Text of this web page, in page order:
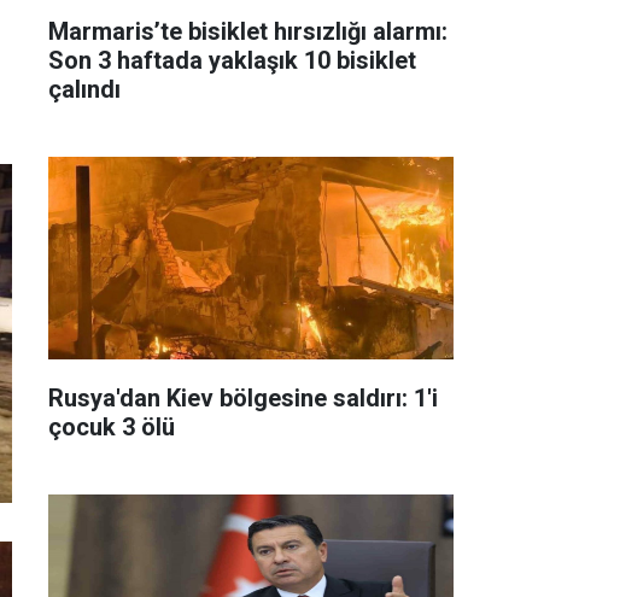
Marmaris’te bisiklet hırsızlığı alarmı:
Son 3 haftada yaklaşık 10 bisiklet
çalındı
Rusya'dan Kiev bölgesine saldırı: 1'i
çocuk 3 ölü